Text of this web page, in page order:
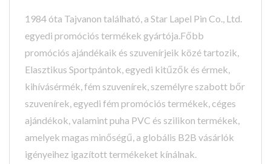
1984 óta Tajvanon található, a Star Lapel Pin Co., Ltd.
egyedi promóciós termékek gyártója.Főbb
promóciós ajándékaik és szuvenírjeik közé tartozik,
Elasztikus Sportpántok, egyedi kitűzők és érmek,
kihívásérmék, fém szuvenírek, személyre szabott bőr
szuvenírek, egyedi fém promóciós termékek, céges
ajándékok, valamint puha PVC és szilikon termékek,
amelyek magas minőségű, a globális B2B vásárlók
igényeihez igazított termékeket kínálnak.